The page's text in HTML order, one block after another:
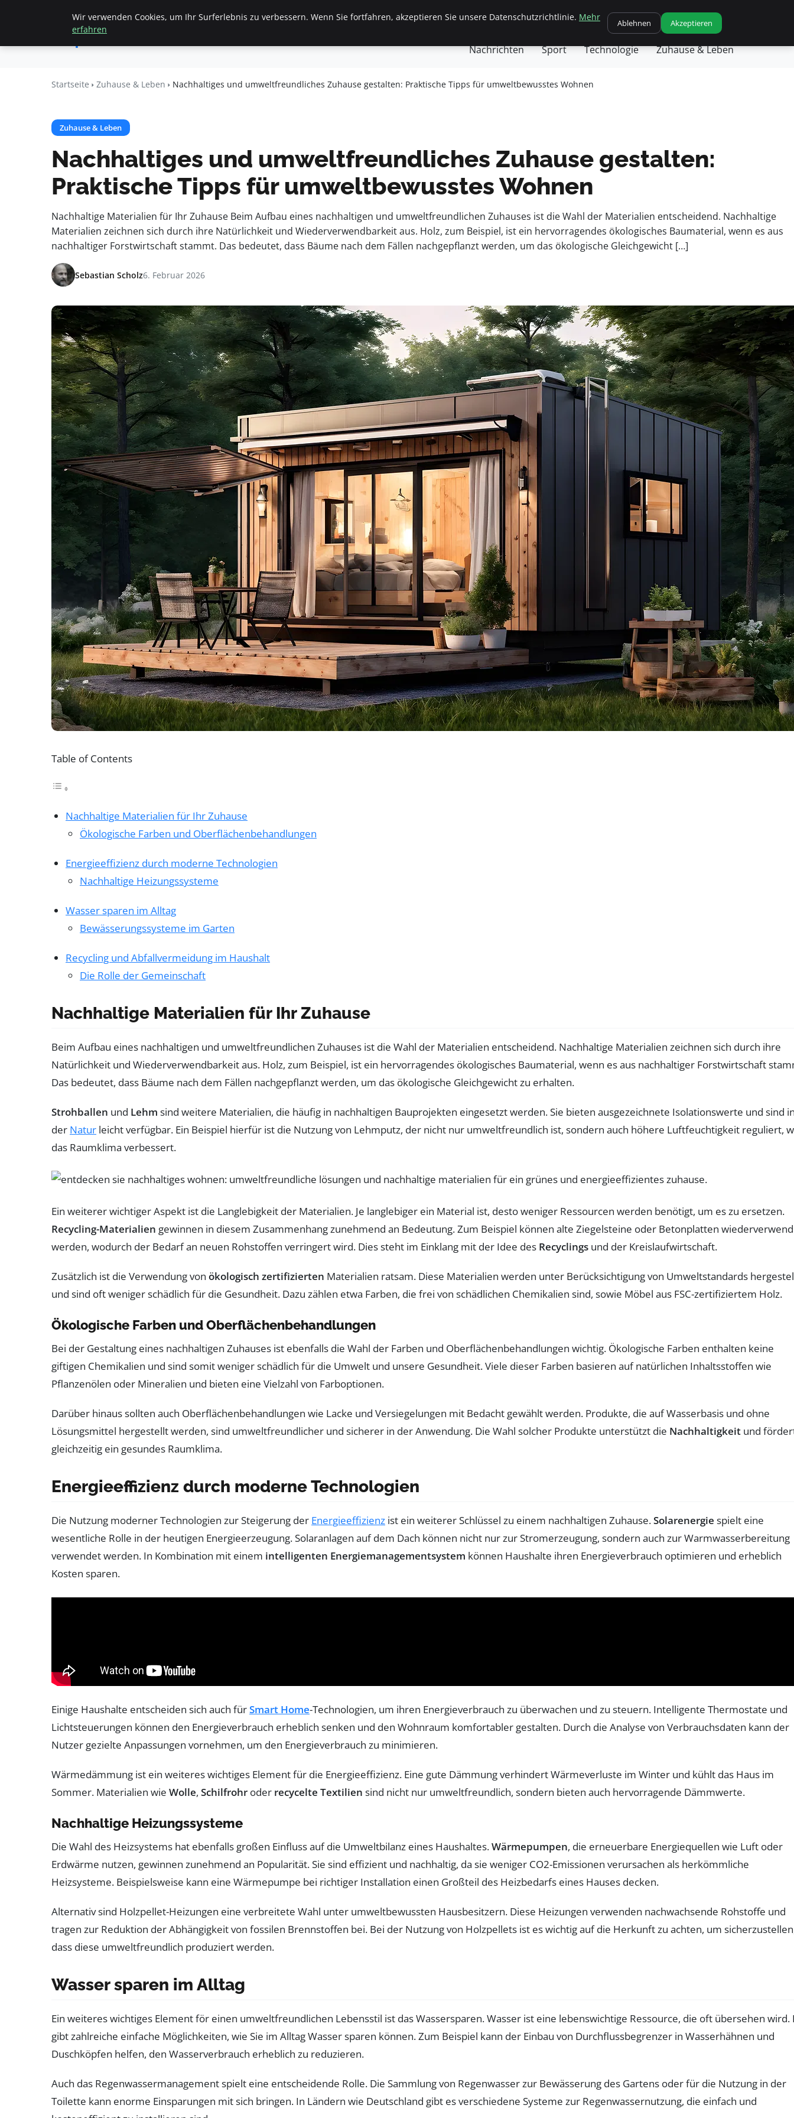
Apemania
Startseite Allgemein Finanzen & Immobilien Frauen / Mode Geschäft Gesundheit Haustiere Kochen
Nachrichten Sport Technologie Zuhause & Leben
Startseite Zuhause & Leben Nachhaltiges und umweltfreundliches Zuhause gestalten: Praktische Tipps für umweltbewusstes Wohnen
Zuhause & Leben
Nachhaltiges und umweltfreundliches Zuhause gestalten:
Praktische Tipps für umweltbewusstes Wohnen
Nachhaltige Materialien für Ihr Zuhause Beim Aufbau eines nachhaltigen und umweltfreundlichen Zuhauses ist die Wahl der Materialien entscheidend. Nachhaltige
Materialien zeichnen sich durch ihre Natürlichkeit und Wiederverwendbarkeit aus. Holz, zum Beispiel, ist ein hervorragendes ökologisches Baumaterial, wenn es aus
nachhaltiger Forstwirtschaft stammt. Das bedeutet, dass Bäume nach dem Fällen nachgepflanzt werden, um das ökologische Gleichgewicht […]
Sebastian Scholz6. Februar 2026
Table of Contents
Nachhaltige Materialien für Ihr Zuhause
Ökologische Farben und Oberflächenbehandlungen
Energieeffizienz durch moderne Technologien
Nachhaltige Heizungssysteme
Wasser sparen im Alltag
Bewässerungssysteme im Garten
Recycling und Abfallvermeidung im Haushalt
Die Rolle der Gemeinschaft
Nachhaltige Materialien für Ihr Zuhause
Beim Aufbau eines nachhaltigen und umweltfreundlichen Zuhauses ist die Wahl der Materialien entscheidend. Nachhaltige Materialien zeichnen sich durch ihre
Natürlichkeit und Wiederverwendbarkeit aus. Holz, zum Beispiel, ist ein hervorragendes ökologisches Baumaterial, wenn es aus nachhaltiger Forstwirtschaft
Das bedeutet, dass Bäume nach dem Fällen nachgepflanzt werden, um das ökologische Gleichgewicht zu erhalten.
Strohballen und Lehm sind weitere Materialien, die häufig in nachhaltigen Bauprojekten eingesetzt werden. Sie bieten ausgezeichnete Isolationswerte und sind
der Natur leicht verfügbar. Ein Beispiel hierfür ist die Nutzung von Lehmputz, der nicht nur umweltfreundlich ist, sondern auch höhere Luftfeuchtigkeit reguliert,
das Raumklima verbessert.
Ein weiterer wichtiger Aspekt ist die Langlebigkeit der Materialien. Je langlebiger ein Material ist, desto weniger Ressourcen werden benötigt, um es zu ersetzen.
Recycling-Materialien gewinnen in diesem Zusammenhang zunehmend an Bedeutung. Zum Beispiel können alte Ziegelsteine oder Betonplatten
werden, wodurch der Bedarf an neuen Rohstoffen verringert wird. Dies steht im Einklang mit der Idee des Recyclings und der Kreislaufwirtschaft.
Zusätzlich ist die Verwendung von ökologisch zertifizierten Materialien ratsam. Diese Materialien werden unter Berücksichtigung von Umweltstandards
und sind oft weniger schädlich für die Gesundheit. Dazu zählen etwa Farben, die frei von schädlichen Chemikalien sind, sowie Möbel aus FSC-zertifiziertem Holz.
Ökologische Farben und Oberflächenbehandlungen
Bei der Gestaltung eines nachhaltigen Zuhauses ist ebenfalls die Wahl der Farben und Oberflächenbehandlungen wichtig. Ökologische Farben enthalten keine
giftigen Chemikalien und sind somit weniger schädlich für die Umwelt und unsere Gesundheit. Viele dieser Farben basieren auf natürlichen Inhaltsstoffen wie
Pflanzenölen oder Mineralien und bieten eine Vielzahl von Farboptionen.
Darüber hinaus sollten auch Oberflächenbehandlungen wie Lacke und Versiegelungen mit Bedacht gewählt werden. Produkte, die auf Wasserbasis und ohne
Lösungsmittel hergestellt werden, sind umweltfreundlicher und sicherer in der Anwendung. Die Wahl solcher Produkte unterstützt die Nachhaltigkeit und
gleichzeitig ein gesundes Raumklima.
Energieeffizienz durch moderne Technologien
Die Nutzung moderner Technologien zur Steigerung der Energieeffizienz ist ein weiterer Schlüssel zu einem nachhaltigen Zuhause.Solarenergie spielt eine
wesentliche Rolle in der heutigen Energieerzeugung. Solaranlagen auf dem Dach können nicht nur zur Stromerzeugung, sondern auch zur Warmwasserbereitung
verwendet werden. In Kombination mit einem intelligenten Energiemanagementsystem können Haushalte ihren Energieverbrauch optimieren und erheblich
Kosten sparen.
Einige Haushalte entscheiden sich auch fürSmart Home-Technologien, um ihren Energieverbrauch zu überwachen und zu steuern. Intelligente Thermostate und
Lichtsteuerungen können den Energieverbrauch erheblich senken und den Wohnraum komfortabler gestalten. Durch die Analyse von Verbrauchsdaten kann der
Nutzer gezielte Anpassungen vornehmen, um den Energieverbrauch zu minimieren.
Wärmedämmung ist ein weiteres wichtiges Element für die Energieeffizienz. Eine gute Dämmung verhindert Wärmeverluste im Winter und kühlt das Haus im
Sommer. Materialien wie Wolle, Schilfrohr oder recycelte Textilien sind nicht nur umweltfreundlich, sondern bieten auch hervorragende Dämmwerte.
Nachhaltige Heizungssysteme
Die Wahl des Heizsystems hat ebenfalls großen Einfluss auf die Umweltbilanz eines Haushaltes.Wärmepumpen, die erneuerbare Energiequellen wie Luft oder
Erdwärme nutzen, gewinnen zunehmend an Popularität. Sie sind effizient und nachhaltig, da sie weniger CO2-Emissionen verursachen als herkömmliche
Heizsysteme. Beispielsweise kann eine Wärmepumpe bei richtiger Installation einen Großteil des Heizbedarfs eines Hauses decken.
Alternativ sind Holzpellet-Heizungen eine verbreitete Wahl unter umweltbewussten Hausbesitzern. Diese Heizungen verwenden nachwachsende Rohstoffe und
tragen zur Reduktion der Abhängigkeit von fossilen Brennstoffen bei. Bei der Nutzung von Holzpellets ist es wichtig auf die Herkunft zu achten, um
dass diese umweltfreundlich produziert werden.
Wasser sparen im Alltag
Ein weiteres wichtiges Element för einen umweltfreundlichen Lebensstil ist das Wassersparen. Wasser ist eine lebenswichtige Ressource, die oft übersehen wird.
gibt zahlreiche einfache Möglichkeiten, wie Sie im Alltag Wasser sparen können. Zum Beispiel kann der Einbau von Durchflussbegrenzer in Wasserhähnen und
Duschköpfen helfen, den Wasserverbrauch erheblich zu reduzieren.
Auch das Regenwassermanagement spielt eine entscheidende Rolle. Die Sammlung von Regenwasser zur Bewässerung des Gartens oder für die Nutzung in der
Toilette kann enorme Einsparungen mit sich bringen. In Ländern wie Deutschland gibt es verschiedene Systeme zur Regenwassernutzung, die einfach und
Wir verwenden Cookies, um Ihr Surferlebnis zu verbessern. Wenn Sie fortfahren, akzeptieren Sie unsere Datenschutzrichtlinie. Mehr
erfahren
Ablehnen Akzeptieren